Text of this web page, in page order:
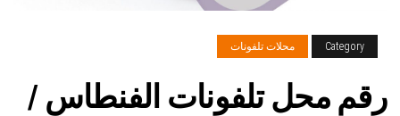
Category محلات تلفونات
رقم محل تلفونات الفنطاس /